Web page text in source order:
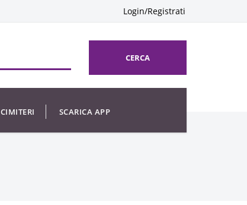
Login/Registrati
CERCA
CIMITERI SCARICA APP